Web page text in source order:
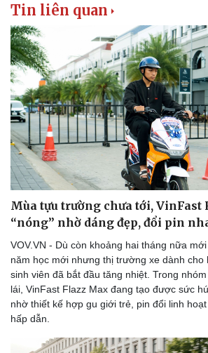
Tin liên quan
Mùa tựu trường chưa tới, VinFast
“nóng” nhờ dáng đẹp, đổi pin
VOV.VN - Dù còn khoảng hai tháng nữa
năm học mới nhưng thị trường xe dành cho
sinh viên đã bắt đầu tăng nhiệt. Trong
lái, VinFast Flazz Max đang tạo được sức
nhờ thiết kế hợp gu giới trẻ, pin đổi linh
hấp dẫn.